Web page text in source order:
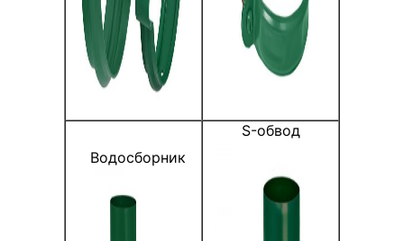
Водосборник
S-обвод